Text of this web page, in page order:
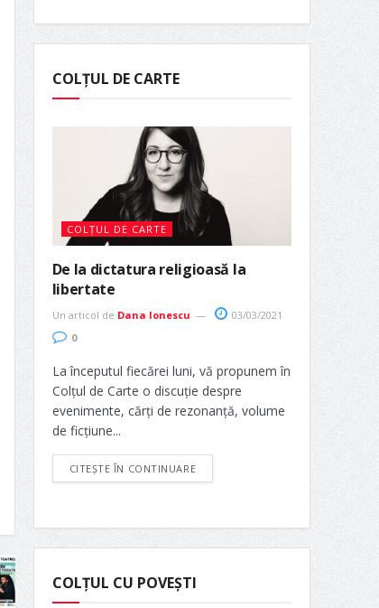
COLȚUL DE CARTE
COLȚUL DE CARTE
De la dictatura religioasă la
libertate
Un articol de Dana Ionescu
03/03/2021
0
La începutul fiecărei luni, vă propunem în
Colțul de Carte o discuție despre
evenimente, cărți de rezonanță, volume
de ficțiune...
CITEȘTE ÎN CONTINUARE
COLȚUL CU POVEȘTI